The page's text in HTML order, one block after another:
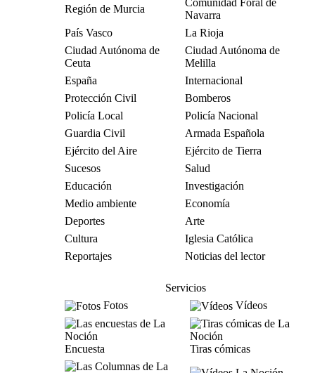
Región de Murcia
Comunidad Foral de
Navarra
País Vasco
La Rioja
Ciudad Autónoma de
Ceuta
Ciudad Autónoma de
Melilla
España
Internacional
Protección Civil
Bomberos
Policía Local
Policía Nacional
Guardia Civil
Armada Española
Ejército del Aire
Ejército de Tierra
Sucesos
Salud
Educación
Investigación
Medio ambiente
Economía
Deportes
Arte
Cultura
Iglesia Católica
Reportajes
Noticias del lector
Servicios
Fotos
Vídeos
Encuesta Tiras cómicas